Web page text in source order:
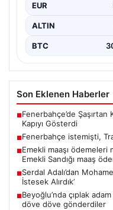
EUR
ALTIN
BTC
Son Eklenen Haberler
■Fenerbahçe’de Şaşırtan
Kapıyı Gösterdi
■Fenerbahçe istemişti,
■Emekli maaşı ödemeleri
Emekli Sandığı maaş
■Serdal Adalı’dan
İstesek Alırdık’
■Beyoğlu’nda çıplak
döve döve gönderdiler